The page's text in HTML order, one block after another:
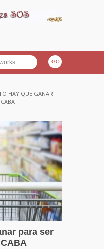
HAY QUE GANAR
para ser